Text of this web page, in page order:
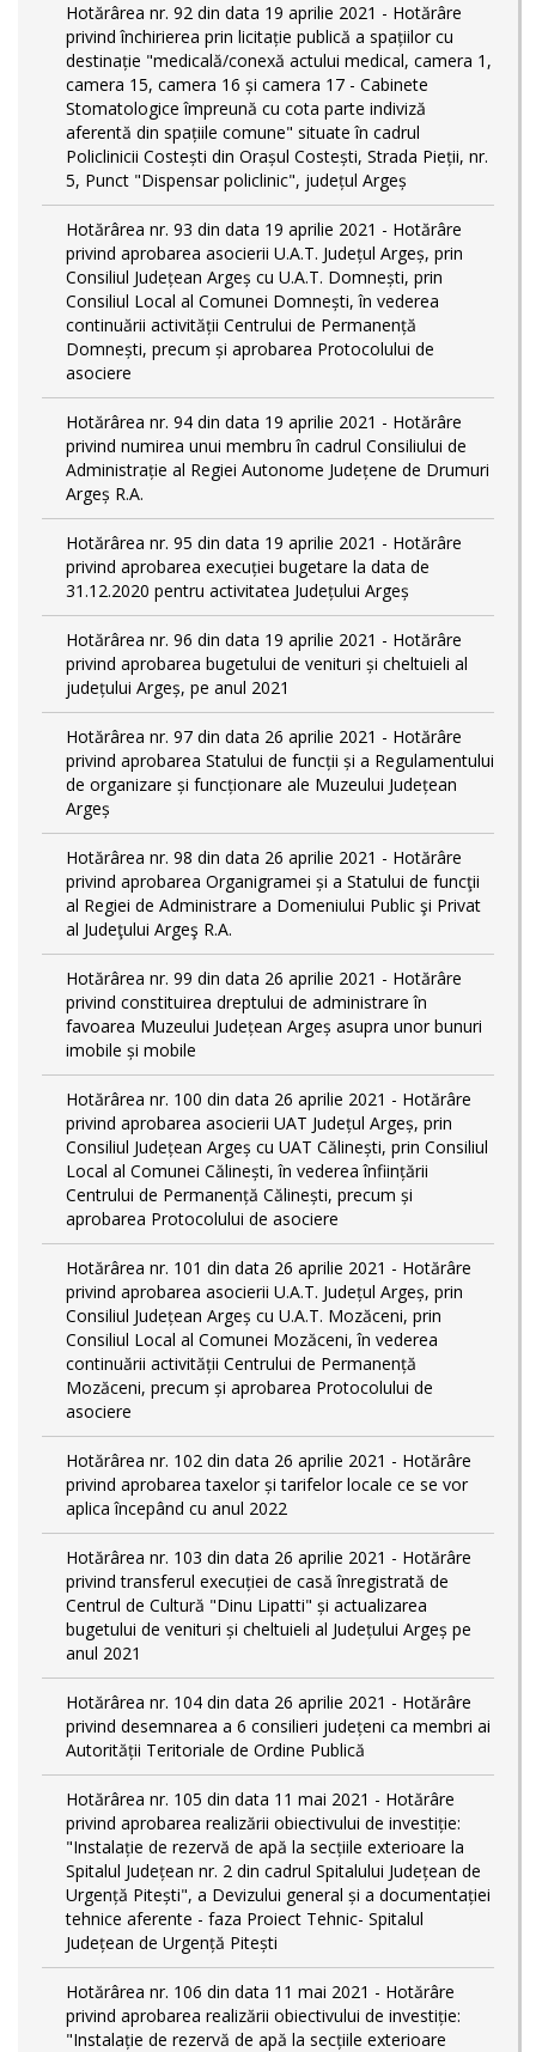
Hotărârea nr. 92 din data 19 aprilie 2021 - Hotărâre
privind închirierea prin licitație publică a spațiilor cu
destinație "medicală/conexă actului medical, camera 1,
camera 15, camera 16 și camera 17 - Cabinete
Stomatologice împreună cu cota parte indiviză
aferentă din spațiile comune" situate în cadrul
Policlinicii Costești din Orașul Costești, Strada Pieții, nr.
5, Punct "Dispensar policlinic", județul Argeș
Hotărârea nr. 93 din data 19 aprilie 2021 - Hotărâre
privind aprobarea asocierii U.A.T. Județul Argeș, prin
Consiliul Județean Argeș cu U.A.T. Domnești, prin
Consiliul Local al Comunei Domnești, în vederea
continuării activității Centrului de Permanență
Domnești, precum și aprobarea Protocolului de
asociere
Hotărârea nr. 94 din data 19 aprilie 2021 - Hotărâre
privind numirea unui membru în cadrul Consiliului de
Administrație al Regiei Autonome Județene de Drumuri
Argeș R.A.
Hotărârea nr. 95 din data 19 aprilie 2021 - Hotărâre
privind aprobarea execuției bugetare la data de
31.12.2020 pentru activitatea Județului Argeș
Hotărârea nr. 96 din data 19 aprilie 2021 - Hotărâre
privind aprobarea bugetului de venituri și cheltuieli al
județului Argeș, pe anul 2021
Hotărârea nr. 97 din data 26 aprilie 2021 - Hotărâre
privind aprobarea Statului de funcții și a Regulamentului
de organizare și funcționare ale Muzeului Județean
Argeș
Hotărârea nr. 98 din data 26 aprilie 2021 - Hotărâre
privind aprobarea Organigramei și a Statului de funcţii
al Regiei de Administrare a Domeniului Public şi Privat
al Judeţului Argeş R.A.
Hotărârea nr. 99 din data 26 aprilie 2021 - Hotărâre
privind constituirea dreptului de administrare în
favoarea Muzeului Județean Argeș asupra unor bunuri
imobile și mobile
Hotărârea nr. 100 din data 26 aprilie 2021 - Hotărâre
privind aprobarea asocierii UAT Județul Argeș, prin
Consiliul Județean Argeș cu UAT Călinești, prin Consiliul
Local al Comunei Călinești, în vederea înființării
Centrului de Permanență Călinești, precum și
aprobarea Protocolului de asociere
Hotărârea nr. 101 din data 26 aprilie 2021 - Hotărâre
privind aprobarea asocierii U.A.T. Județul Argeș, prin
Consiliul Județean Argeș cu U.A.T. Mozăceni, prin
Consiliul Local al Comunei Mozăceni, în vederea
continuării activității Centrului de Permanență
Mozăceni, precum și aprobarea Protocolului de
asociere
Hotărârea nr. 102 din data 26 aprilie 2021 - Hotărâre
privind aprobarea taxelor și tarifelor locale ce se vor
aplica începând cu anul 2022
Hotărârea nr. 103 din data 26 aprilie 2021 - Hotărâre
privind transferul execuției de casă înregistrată de
Centrul de Cultură "Dinu Lipatti" și actualizarea
bugetului de venituri și cheltuieli al Județului Argeș pe
anul 2021
Hotărârea nr. 104 din data 26 aprilie 2021 - Hotărâre
privind desemnarea a 6 consilieri județeni ca membri ai
Autorității Teritoriale de Ordine Publică
Hotărârea nr. 105 din data 11 mai 2021 - Hotărâre
privind aprobarea realizării obiectivului de investiție:
"Instalație de rezervă de apă la secțiile exterioare la
Spitalul Județean nr. 2 din cadrul Spitalului Județean de
Urgență Pitești", a Devizului general și a documentației
tehnice aferente - faza Proiect Tehnic- Spitalul
Județean de Urgență Pitești
Hotărârea nr. 106 din data 11 mai 2021 - Hotărâre
privind aprobarea realizării obiectivului de investiție:
"Instalație de rezervă de apă la secțiile exterioare